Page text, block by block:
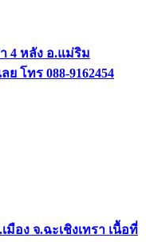
4 หลัง อ.แม่ริม
โทร 088-9162454
อง จ.ฉะเชิงเทรา เนื้อที่